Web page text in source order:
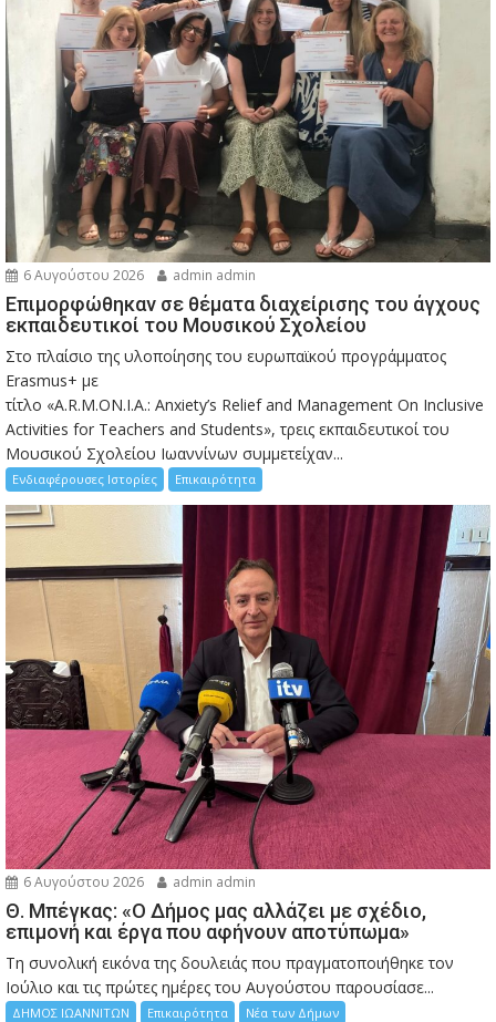
6 Αυγούστου 2026 admin admin
Eπιμορφώθηκαν σε θέματα διαχείρισης του άγχους
εκπαιδευτικοί του Μουσικού Σχολείου
Στο πλαίσιο της υλοποίησης του ευρωπαϊκού προγράμματος
Erasmus+ με
τίτλο «A.R.M.ON.I.A.: Anxiety’s Relief and Management On Inclusive
Activities for Teachers and Students», τρεις εκπαιδευτικοί του
Μουσικού Σχολείου Ιωαννίνων συμμετείχαν...
Ενδιαφέρουσες Ιστορίες Επικαιρότητα
6 Αυγούστου 2026 admin admin
Θ. Μπέγκας: «Ο Δήμος μας αλλάζει με σχέδιο,
επιμονή και έργα που αφήνουν αποτύπωμα»
Τη συνολική εικόνα της δουλειάς που πραγματοποιήθηκε τον
Ιούλιο και τις πρώτες ημέρες του Αυγούστου παρουσίασε...
ΔΗΜΟΣ ΙΩΑΝΝΙΤΩΝ Επικαιρότητα Νέα των Δήμων